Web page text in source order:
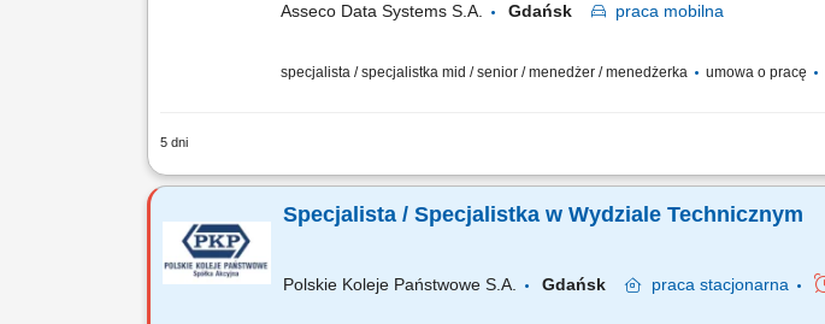
Asseco Data Systems S.A. Gdańsk praca mobilna
specjalista / specjalistka mid / senior / menedżer / menedżerka umowa o pracę
5 dni
Zakres obowiązków: Aktywna sprzedaż produktów i usług dla uczelni wyższych,
Specjalista / Specjalistka w Wydziale Technicznym
Polskie Koleje Państwowe S.A. Gdańsk praca stacjonarna